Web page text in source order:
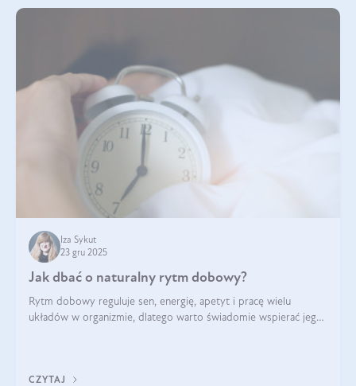
Iza Sykut
23 gru 2025
Jak dbać o naturalny rytm dobowy?
Rytm dobowy reguluje sen, energię, apetyt i pracę wielu
układów w organizmie, dlatego warto świadomie wspierać jego
CZYTAJ